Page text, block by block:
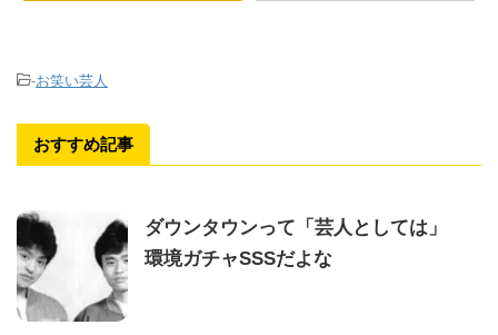
-お笑い芸人
おすすめ記事
ダウンタウンって「芸人としては」
環境ガチャSSSだよな